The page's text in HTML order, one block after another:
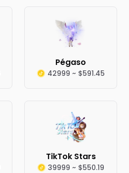
Pégaso
42999 ~ $591.45
TikTok Stars
39999 ~ $550.19